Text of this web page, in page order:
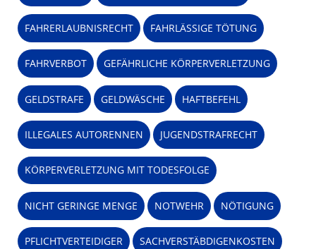
FAHRERLAUBNISRECHT FAHRLÄSSIGE TÖTUNG
FAHRVERBOT GEFÄHRLICHE KÖRPERVERLETZUNG
GELDSTRAFE GELDWÄSCHE HAFTBEFEHL
ILLEGALES AUTORENNEN JUGENDSTRAFRECHT
KÖRPERVERLETZUNG MIT TODESFOLGE
NICHT GERINGE MENGE NOTWEHR NÖTIGUNG
PFLICHTVERTEIDIGER SACHVERSTÄBDIGENKOSTEN